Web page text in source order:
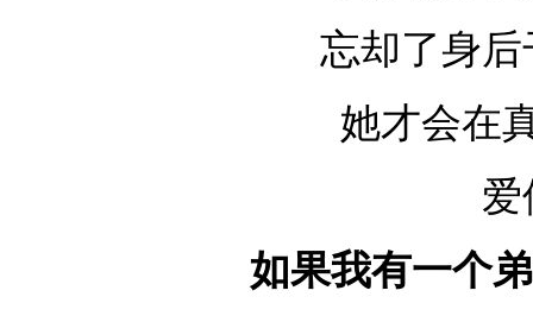
忘却了身
她才会在
爱
如果我有一个